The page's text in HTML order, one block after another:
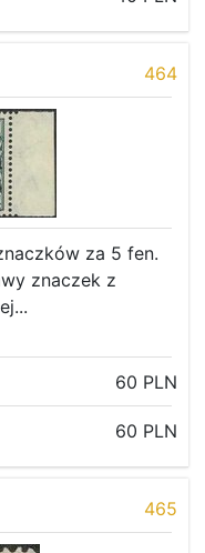
464
za 5 fen.
znaczek z
60 PLN
60 PLN
465